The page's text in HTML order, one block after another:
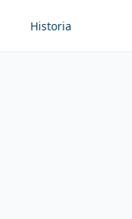
Historia